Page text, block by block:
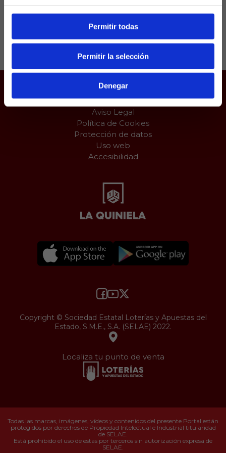
Permitir todas
Permitir la selección
Denegar
Compartir:
Juego responsable
Aviso Legal
Política de Cookies
Protección de datos
Uso web
Accesibilidad
Copyright © Sociedad Estatal Loterías y Apuestas del
Estado, S.M.E., S.A. (SELAE) 2022.
Localiza tu punto de venta
Todas las marcas, imágenes, vídeos y contenidos del presente Portal están
protegidos por derechos de Propiedad Intelectual e Industrial titularidad
de SELAE.
Está prohibido el uso de estas por terceros sin autorización expresa de
SELAE.